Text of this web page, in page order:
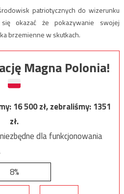
patriotycznych do wizerunku
okazać że pokazywanie swojej
brzemienne w skutkach.
Magna Polonia!
16 500zł, zebraliśmy:1351
zł.
dla funkcjonowania
8%